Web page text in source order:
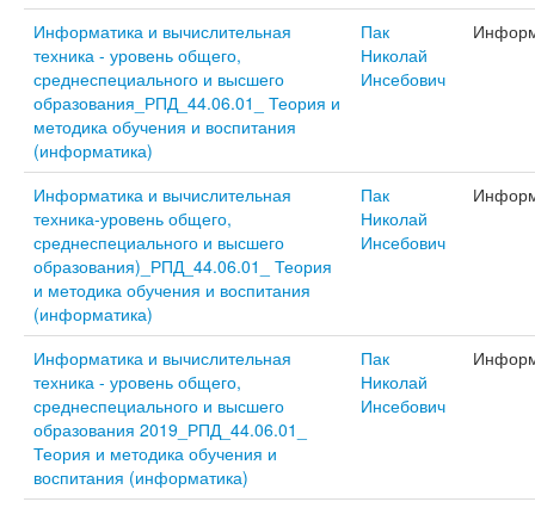
Информатика и вычислительная
техника - уровень общего,
среднеспециального и высшего
образования_РПД_44.06.01_ Теория и
методика обучения и воспитания
(информатика)
Пак
Николай
Инсебович
Информатика и вычислительная
техника-уровень общего,
среднеспециального и высшего
образования)_РПД_44.06.01_ Теория
и методика обучения и воспитания
(информатика)
Пак
Николай
Инсебович
Информатика и вычислительная
техника - уровень общего,
среднеспециального и высшего
образования 2019_РПД_44.06.01_
Теория и методика обучения и
воспитания (информатика)
Пак
Николай
Инсебович